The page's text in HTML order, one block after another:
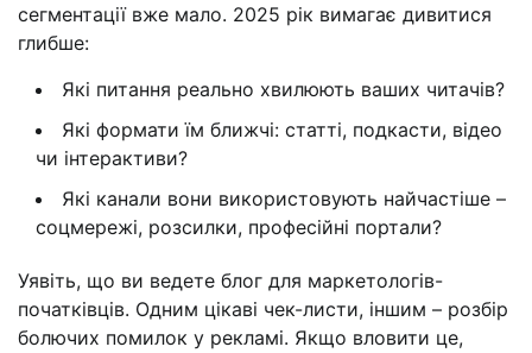
сегментації вже мало. 2025 рік вимагає дивитися
глибше:
Які питання реально хвилюють ваших читачів?
Які формати їм ближчі: статті, подкасти, відео
чи інтерактиви?
Які канали вони використовують найчастіше –
соцмережі, розсилки, професійні портали?
Уявіть, що ви ведете блог для маркетологів-
початківців. Одним цікаві чек-листи, іншим – розбір
болючих помилок у рекламі. Якщо вловити це,